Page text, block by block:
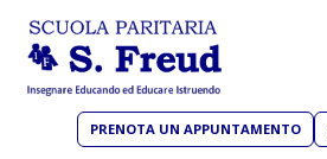
PRENOTA UN APPUNTAMENTO